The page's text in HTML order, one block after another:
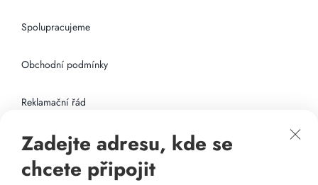
Spolupracujeme
Obchodní podmínky
Reklamační řád
Připojení k internetu
Odkazy
Zadejte adresu, kde se
chcete připojit